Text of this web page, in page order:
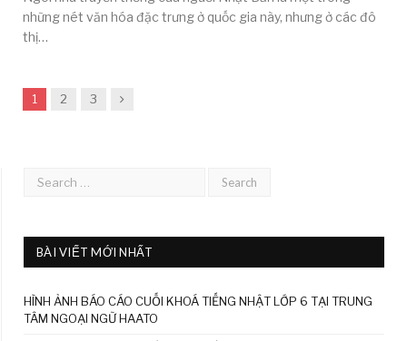
những nét văn hóa đặc trưng ở quốc gia này, nhưng ở các đô
thị…
1 2 3 Next
BÀI VIẾT MỚI NHẤT
HÌNH ẢNH BÁO CÁO CUỐI KHOÁ TIẾNG NHẬT LỚP 6 TẠI TRUNG
TÂM NGOẠI NGỮ HAATO